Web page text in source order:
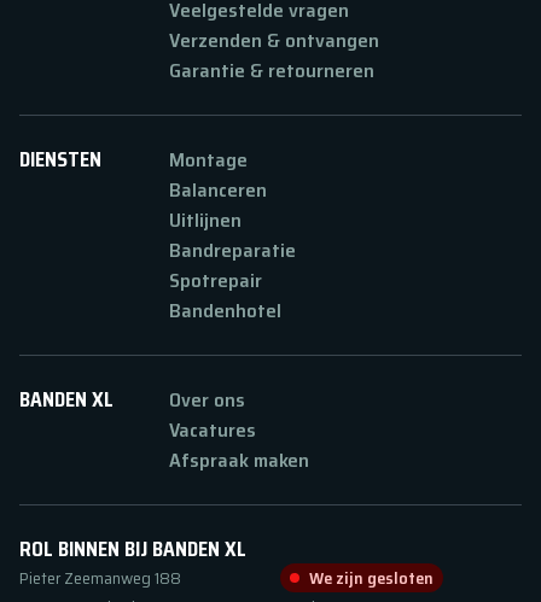
Veelgestelde vragen
Verzenden & ontvangen
Garantie & retourneren
DIENSTEN
Montage
Balanceren
Uitlijnen
Bandreparatie
Spotrepair
Bandenhotel
BANDEN XL
Over ons
Vacatures
Afspraak maken
ROL BINNEN BIJ BANDEN XL
Pieter Zeemanweg188
We zijn gesloten